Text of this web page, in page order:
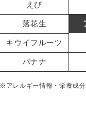
えび
落花生
キウイフルーツ
バナナ
※アレルギー情報・栄養成